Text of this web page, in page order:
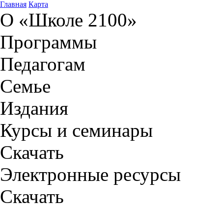
Главная Карта
О «Школе 2100»
Программы
Педагогам
Семье
Издания
Курсы и семинары
Скачать
Электронные ресурсы
Скачать